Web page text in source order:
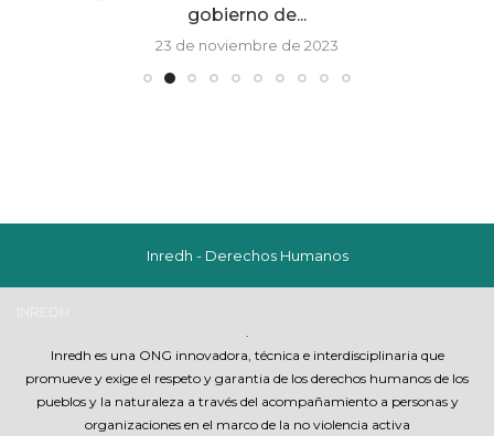
gobierno de...
23 de noviembre de 2023
Inredh - Derechos Humanos
Inredh es una ONG innovadora, técnica e interdisciplinaria que
promueve y exige el respeto y garantia de los derechos humanos de los
pueblos y la naturaleza a través del acompañamiento a personas y
organizaciones en el marco de la no violencia activa